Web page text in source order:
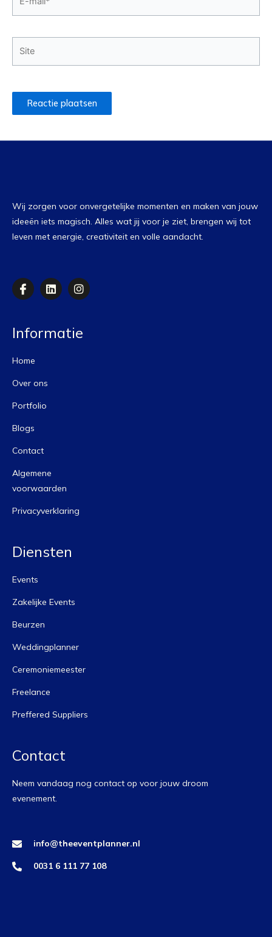
Wij zorgen voor onvergetelijke momenten en maken van jouw
ideeën iets magisch. Alles wat jij voor je ziet, brengen wij tot
leven met energie, creativiteit en volle aandacht.
I
c
o
f
a
e
o
k
L
i
n
d
i
I
n
s
g
r
Informatie
Home
Over ons
Portfolio
Blogs
Contact
Algemene
voorwaarden
Privacyverklaring
Diensten
Events
Zakelijke Events
Beurzen
Weddingplanner
Ceremoniemeester
Freelance
Preffered Suppliers
Contact
Neem vandaag nog contact op voor jouw droom
evenement.
info@theeventplanner.nl
0031 6 111 77 108